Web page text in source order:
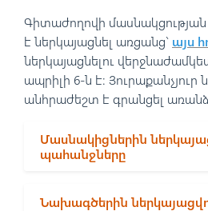
Գիտաժողովի
է ներկայացնել առցանց` այս
ներկայացնելու
ապրիլի 6-ն է:
անհրաժեշտ է գրանցել
Մասնակիցներին
պահանջները
Նախագծերին